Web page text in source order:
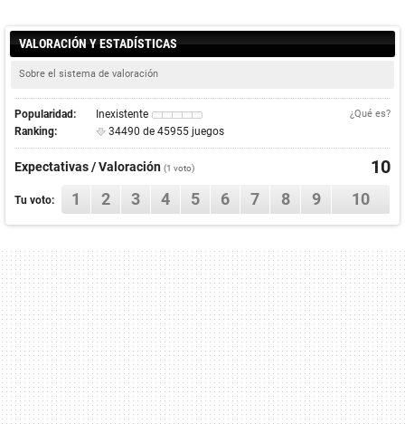
VALORACIÓN Y ESTADÍSTICAS
Sobre el sistema de valoración
Popularidad: Inexistente ¿Qué es?
Ranking: 34490 de 45955 juegos
Expectativas / Valoración (1 voto) 10
Tu voto: 1 2 3 4 5 6 7 8 9 10